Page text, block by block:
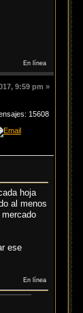
En línea
9:59 pm »
15608
hoja
al menos
ese
En línea